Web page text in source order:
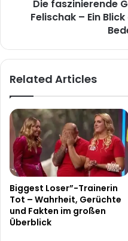
Leben,
Bedeutung
Die faszinierende
Felischak – Ein
Related Articles
Biggest Loser”-Trainerin
Tot – Wahrheit, Gerüchte
und Fakten im großen
Überblick